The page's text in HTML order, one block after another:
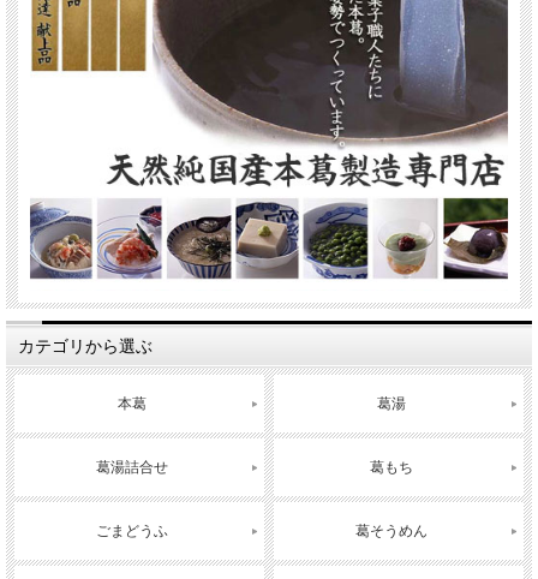
カテゴリから選ぶ
本葛 葛湯
葛湯詰合せ 葛もち
ごまどうふ 葛そうめん